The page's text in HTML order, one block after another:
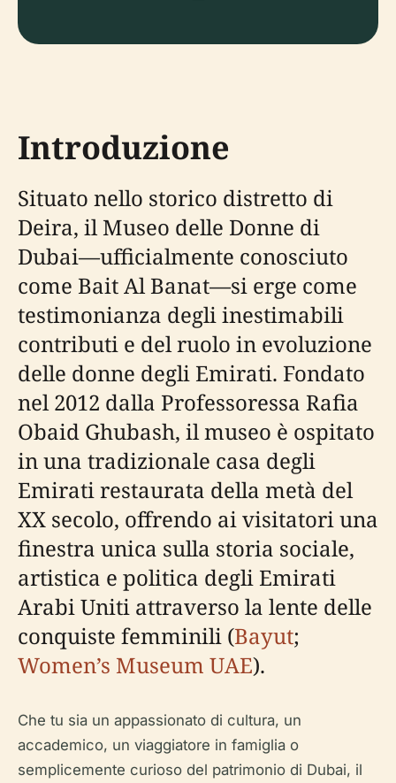
Introduzione
Situato nello storico distretto di
Deira, il Museo delle Donne di
Dubai—ufficialmente conosciuto
come Bait Al Banat—si erge come
testimonianza degli inestimabili
contributi e del ruolo in evoluzione
delle donne degli Emirati. Fondato
nel 2012 dalla Professoressa Rafia
Obaid Ghubash, il museo è ospitato
in una tradizionale casa degli
Emirati restaurata della metà del
XX secolo, offrendo ai visitatori una
finestra unica sulla storia sociale,
artistica e politica degli Emirati
Arabi Uniti attraverso la lente delle
conquiste femminili (Bayut;
Women’s Museum UAE).
Che tu sia un appassionato di cultura, un
accademico, un viaggiatore in famiglia o
semplicemente curioso del patrimonio di Dubai, il